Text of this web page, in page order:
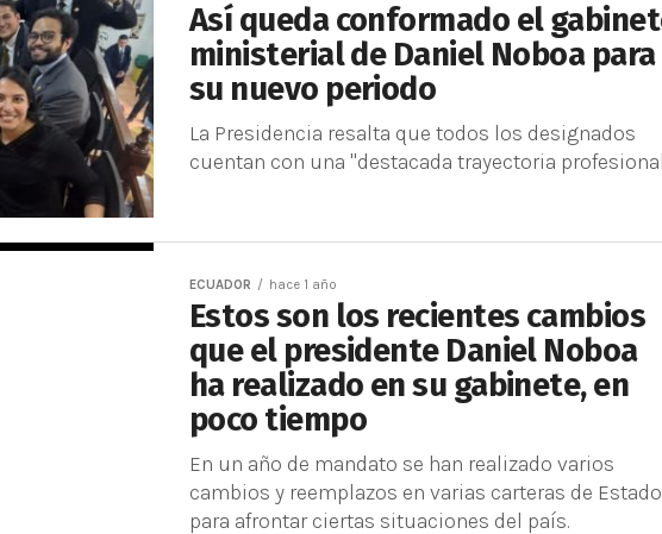
Así queda conformado el
ministerial de Daniel Noboa para
su nuevo periodo
La Presidencia resalta que todos los designados
cuentan con una "destacada trayectoria
ECUADOR hace 1 año
Estos son los recientes cambios
que el presidente Daniel Noboa
ha realizado en su gabinete, en
poco tiempo
En un año de mandato se han realizado varios
cambios y reemplazos en varias carteras de Estado
para afrontar ciertas situaciones del país.